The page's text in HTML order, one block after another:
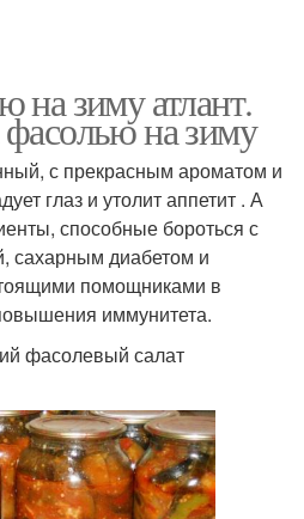
на зиму атлант.
на зиму
с прекрасным ароматом и
глаз и утолит аппетит . А
способные бороться с
сахарным диабетом и
помощниками в
иммунитета.
фасолевый салат